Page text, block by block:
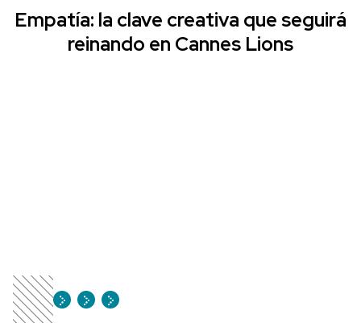
Empatía: la clave creativa que seguirá
reinando en Cannes Lions